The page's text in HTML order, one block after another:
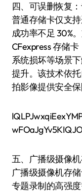
四、可误删恢复
普通存储卡仅支
成功率不足 30%
CFexpress 存储
系统损坏等场景
提升。该技术依
拍影像提供安全保
五、广播级摄像
广播级摄像机存
专题录制的高强